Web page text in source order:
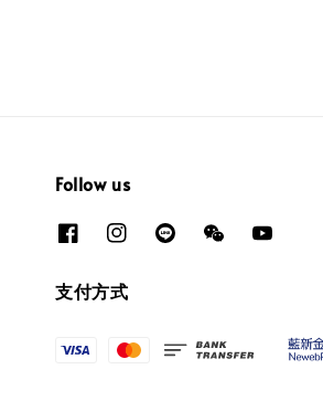
Follow us
支付方式